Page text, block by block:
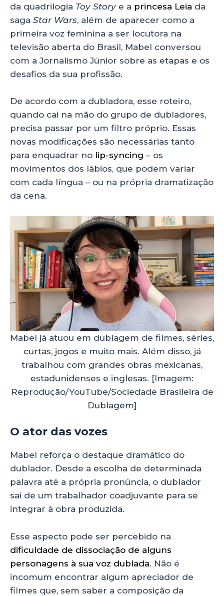
da quadrilogia Toy Story e a princesa Leia da
saga Star Wars, além de aparecer como a
primeira voz feminina a ser locutora na
televisão aberta do Brasil, Mabel conversou
com a Jornalismo Júnior sobre as etapas e os
desafios da sua profissão.
De acordo com a dubladora, esse roteiro,
quando cai na mão do grupo de dubladores,
precisa passar por um filtro próprio. Essas
novas modificações são necessárias tanto
para enquadrar no lip-syncing – os
movimentos dos lábios, que podem variar
com cada língua – ou na própria dramatização
da cena.
Mabel já atuou em dublagem de filmes, séries,
curtas, jogos e muito mais. Além disso, já
trabalhou com grandes obras mexicanas,
estadunidenses e inglesas. [Imagem:
Reprodução/YouTube/Sociedade Brasileira de
Dublagem]
O ator das vozes
Mabel reforça o destaque dramático do
dublador. Desde a escolha de determinada
palavra até a própria pronúncia, o dublador
sai de um trabalhador coadjuvante para se
integrar à obra produzida.
Esse aspecto pode ser percebido na
dificuldade de dissociação de alguns
personagens à sua voz dublada. Não é
incomum encontrar algum apreciador de
filmes que, sem saber a composição da